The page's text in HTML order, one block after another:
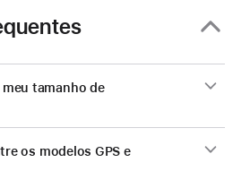
tamanho de
os modelos GPS e